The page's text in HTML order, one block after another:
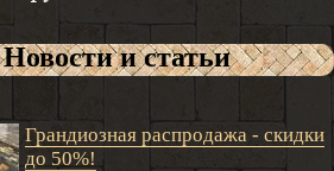
Новости и статьи
Грандиозная распродажа - скидки
до 50%!